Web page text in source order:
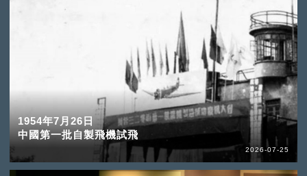
1954年7月26日
中國第一批自製飛機試飛
2026-07-25